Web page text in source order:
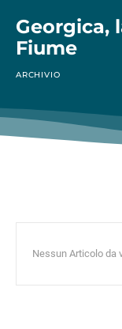
Georgica,
Fiume
ARCHIVIO
Nessun Articolo da